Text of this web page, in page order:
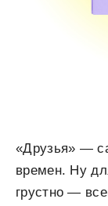
«Друзья» —
времен. Ну
грустно —